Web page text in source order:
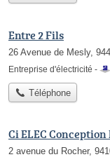
Entre 2 Fils
26 Avenue de Mesly,
Entreprise d'électricité -
Téléphone
Ci ELEC
2 avenue du Rocher,